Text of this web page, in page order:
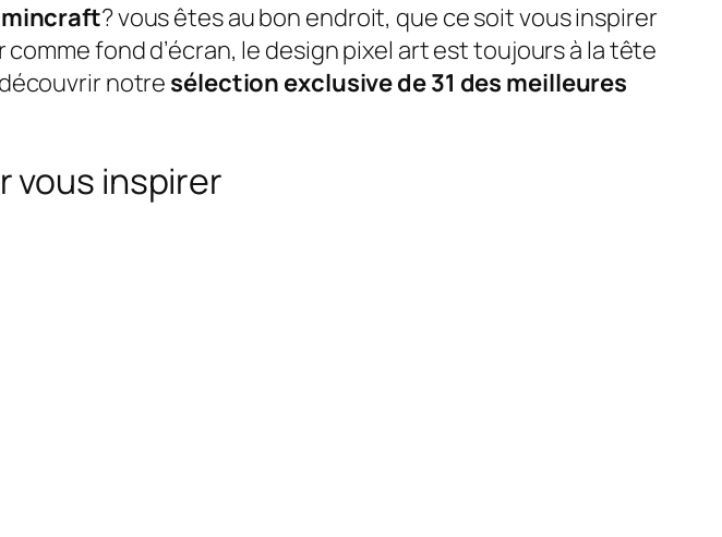
? vous êtes au bon endroit, que ce soit vous inspirer
fond d’écran, le design pixel art est toujours à la tête
notre sélection exclusive de 31 des meilleures
vous inspirer